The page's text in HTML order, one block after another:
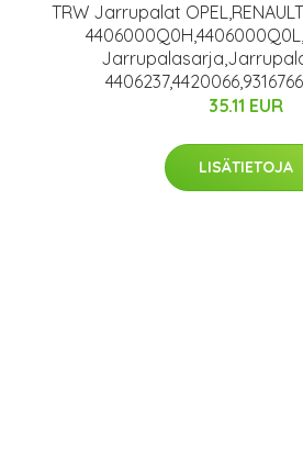
TRW Jarrupalat
35.11 EUR
LISÄTIETOJA